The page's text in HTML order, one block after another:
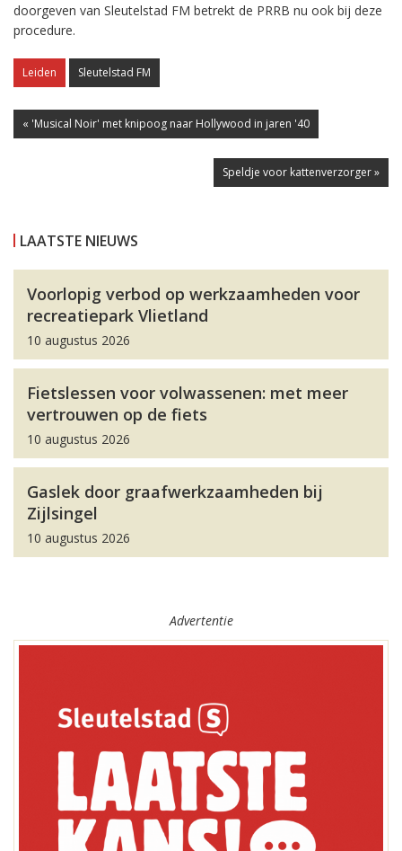
doorgeven van Sleutelstad FM betrekt de PRRB nu ook bij deze
procedure.
Leiden Sleutelstad FM
« 'Musical Noir' met knipoog naar Hollywood in jaren '40
Speldje voor kattenverzorger »
LAATSTE NIEUWS
Voorlopig verbod op werkzaamheden voor
recreatiepark Vlietland
10 augustus 2026
Fietslessen voor volwassenen: met meer
vertrouwen op de fiets
10 augustus 2026
Gaslek door graafwerkzaamheden bij
Zijlsingel
10 augustus 2026
Advertentie